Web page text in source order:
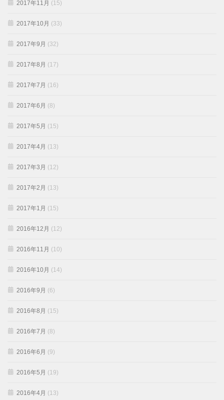
2017年11月 (15)
2017年10月 (33)
2017年9月 (32)
2017年8月 (17)
2017年7月 (16)
2017年6月 (8)
2017年5月 (15)
2017年4月 (13)
2017年3月 (12)
2017年2月 (13)
2017年1月 (15)
2016年12月 (12)
2016年11月 (10)
2016年10月 (14)
2016年9月 (6)
2016年8月 (15)
2016年7月 (8)
2016年6月 (9)
2016年5月 (19)
2016年4月 (13)